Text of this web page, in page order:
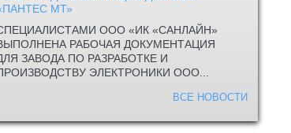
МТ»
ООО «ИК «САНЛАЙН»
РАБОЧАЯ ДОКУМЕНТАЦИЯ
ЗАВОДА ПО РАЗРАБОТКЕ И
ЭЛЕКТРОНИКИ ООО...
ВСЕ НОВОСТИ